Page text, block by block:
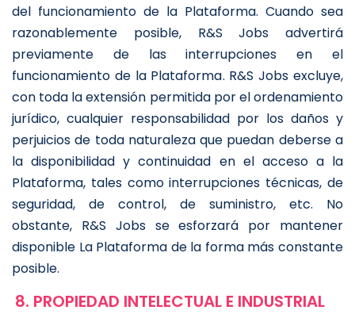
del funcionamiento de la Plataforma. Cuando sea
razonablemente posible, R&S Jobs advertirá
previamente de las interrupciones en el
funcionamiento de la Plataforma. R&S Jobs excluye,
con toda la extensión permitida por el ordenamiento
jurídico, cualquier responsabilidad por los daños y
perjuicios de toda naturaleza que puedan deberse a
la disponibilidad y continuidad en el acceso a la
Plataforma, tales como interrupciones técnicas, de
seguridad, de control, de suministro, etc. No
obstante, R&S Jobs se esforzará por mantener
disponible La Plataforma de la forma más constante
posible.
8. PROPIEDAD INTELECTUAL E INDUSTRIAL